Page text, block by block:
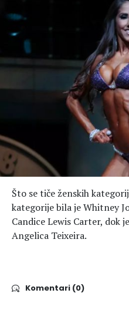
Što se tiče ženskih
kategorije bila je Whitney
Candice Lewis Carter, dok
Angelica Teixeira.
Komentari (0)